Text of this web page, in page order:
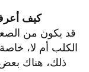
كيف
قد يكون من
الكلب أم لا،
ذلك، هناك بعض